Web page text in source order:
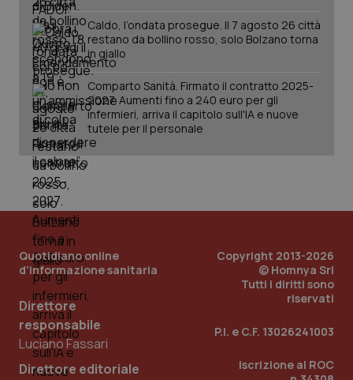
Caldo, l’ondata prosegue. Il 7 agosto 26 città
restano da bollino rosso, solo Bolzano torna
in giallo
Comparto Sanità. Firmato il contratto 2025-
2027. Aumenti fino a 240 euro per gli
infermieri, arriva il capitolo sull'IA e nuove
tutele per il personale
Quotidiano online
d'informazione sanitaria
Direttore
responsabile
Luciano Fassari
Direttore editoriale
Copyright 2013-2026
© Homnya Srl
Tutti i diritti sono
riservati
P.I. e C.F. 13026241003
Iscrizione al ROC
PHPSESSID
PHP.net